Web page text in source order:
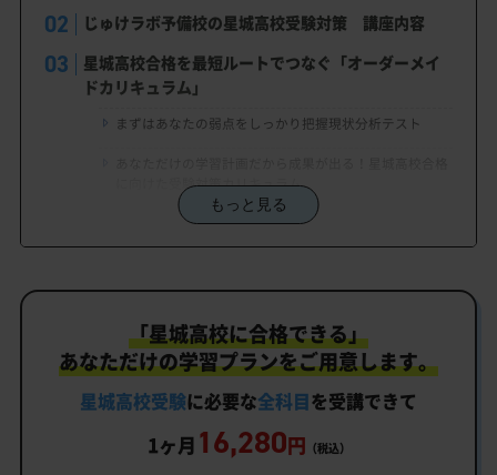
じゅけラボ予備校の星城高校受験対策 講座内容
星城高校合格を最短ルートでつなぐ「オーダーメイ
ドカリキュラム」
まずはあなたの弱点をしっかり把握現状分析テスト
に向けた受験対策カリキュラム
学習効果をしっかり確認定着度テスト
イドカリキュラム」だから成果が出る！
カリキュラムや料金についてお気軽にご相談くださ
い
星城高校受験専門のオンライン家庭教師「いつでも
クイック指導」もご用意
もっと見る
「星城高校に合格できる」
あなただけの学習プランをご用意します。
星城高校受験に必要な全科目を受講できて
1ヶ月 16,280円 （税込）